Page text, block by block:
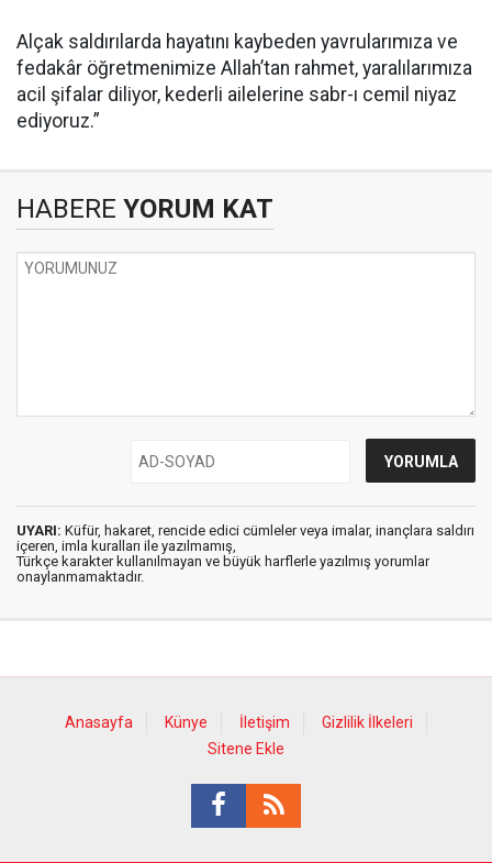
Alçak saldırılarda hayatını kaybeden yavrularımıza ve
fedakâr öğretmenimize Allah’tan rahmet, yaralılarımıza
acil şifalar diliyor, kederli ailelerine sabr-ı cemil niyaz
ediyoruz.”
HABERE YORUM KAT
UYARI: Küfür, hakaret, rencide edici cümleler veya imalar, inançlara saldırı
içeren, imla kuralları ile yazılmamış,
Türkçe karakter kullanılmayan ve büyük harflerle yazılmış yorumlar
onaylanmamaktadır.
Anasayfa Künye İletişim
Gizlilik İlkeleri
Sitene Ekle